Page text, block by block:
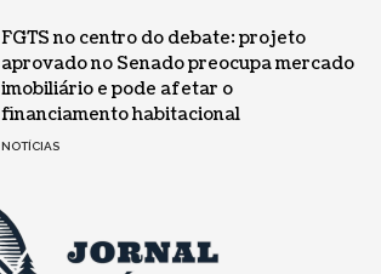
FGTS no centro do debate: projeto
aprovado no Senado preocupa mercado
imobiliário e pode afetar o
financiamento habitacional
NOTÍCIAS